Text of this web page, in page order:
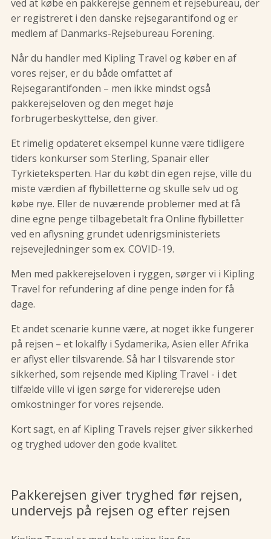
ved at købe en pakkerejse gennem et rejsebureau, der
er registreret i den danske rejsegarantifond og er
medlem af Danmarks-Rejsebureau Forening.
Når du handler med Kipling Travel og køber en af
vores rejser, er du både omfattet af
Rejsegarantifonden – men ikke mindst også
pakkerejseloven og den meget høje
forbrugerbeskyttelse, den giver.
Et rimelig opdateret eksempel kunne være tidligere
tiders konkurser som Sterling, Spanair eller
Tyrkieteksperten. Har du købt din egen rejse, ville du
miste værdien af flybilletterne og skulle selv ud og
købe nye. Eller de nuværende problemer med at få
dine egne penge tilbagebetalt fra Online flybilletter
ved en aflysning grundet udenrigsministeriets
rejsevejledninger som ex. COVID-19.
Men med pakkerejseloven i ryggen, sørger vi i Kipling
Travel for refundering af dine penge inden for få
dage.
Et andet scenarie kunne være, at noget ikke fungerer
på rejsen – et lokalfly i Sydamerika, Asien eller Afrika
er aflyst eller tilsvarende. Så har I tilsvarende stor
sikkerhed, som rejsende med Kipling Travel - i det
tilfælde ville vi igen sørge for vidererejse uden
omkostninger for vores rejsende.
Kort sagt, en af Kipling Travels rejser giver sikkerhed
og tryghed udover den gode kvalitet.
Pakkerejsen giver tryghed før rejsen,
undervejs på rejsen og efter rejsen